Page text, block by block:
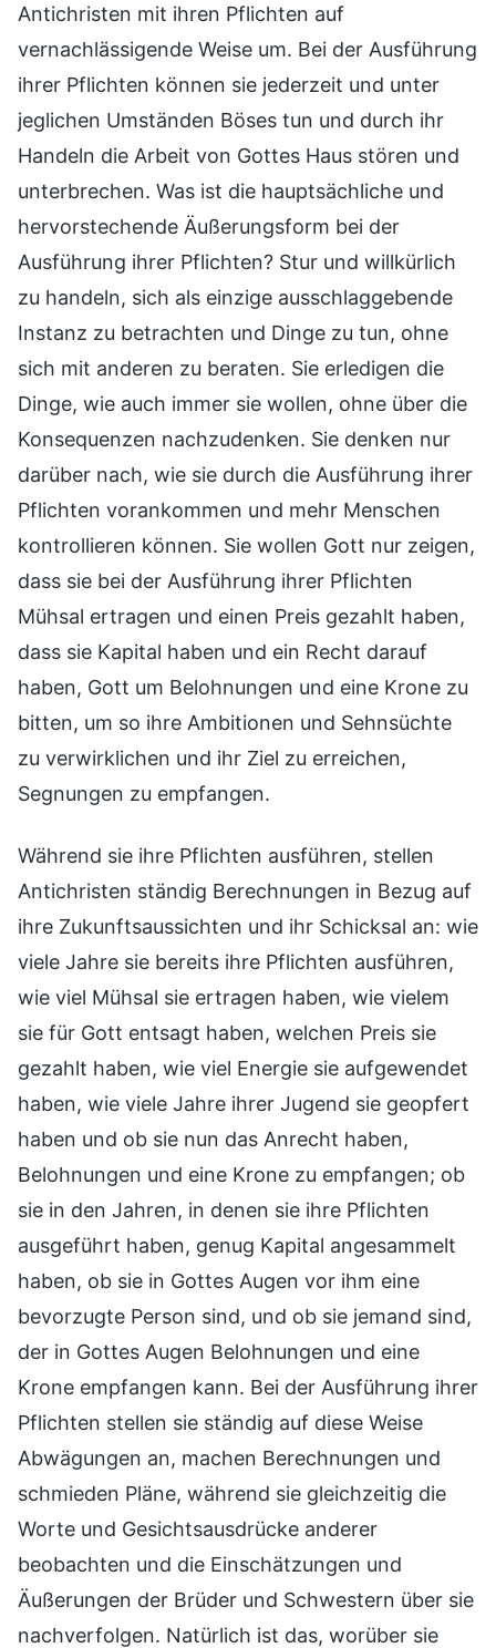
Antichristen mit ihren Pflichten auf
vernachlässigende Weise um. Bei der Ausführung
ihrer Pflichten können sie jederzeit und unter
jeglichen Umständen Böses tun und durch ihr
Handeln die Arbeit von Gottes Haus stören und
unterbrechen. Was ist die hauptsächliche und
hervorstechende Äußerungsform bei der
Ausführung ihrer Pflichten? Stur und willkürlich
zu handeln, sich als einzige ausschlaggebende
Instanz zu betrachten und Dinge zu tun, ohne
sich mit anderen zu beraten. Sie erledigen die
Dinge, wie auch immer sie wollen, ohne über die
Konsequenzen nachzudenken. Sie denken nur
darüber nach, wie sie durch die Ausführung ihrer
Pflichten vorankommen und mehr Menschen
kontrollieren können. Sie wollen Gott nur zeigen,
dass sie bei der Ausführung ihrer Pflichten
Mühsal ertragen und einen Preis gezahlt haben,
dass sie Kapital haben und ein Recht darauf
haben, Gott um Belohnungen und eine Krone zu
bitten, um so ihre Ambitionen und Sehnsüchte
zu verwirklichen und ihr Ziel zu erreichen,
Segnungen zu empfangen.
Während sie ihre Pflichten ausführen, stellen
Antichristen ständig Berechnungen in Bezug auf
ihre Zukunftsaussichten und ihr Schicksal an: wie
viele Jahre sie bereits ihre Pflichten ausführen,
wie viel Mühsal sie ertragen haben, wie vielem
sie für Gott entsagt haben, welchen Preis sie
gezahlt haben, wie viel Energie sie aufgewendet
haben, wie viele Jahre ihrer Jugend sie geopfert
haben und ob sie nun das Anrecht haben,
Belohnungen und eine Krone zu empfangen; ob
sie in den Jahren, in denen sie ihre Pflichten
ausgeführt haben, genug Kapital angesammelt
haben, ob sie in Gottes Augen vor ihm eine
bevorzugte Person sind, und ob sie jemand sind,
der in Gottes Augen Belohnungen und eine
Krone empfangen kann. Bei der Ausführung ihrer
Pflichten stellen sie ständig auf diese Weise
Abwägungen an, machen Berechnungen und
schmieden Pläne, während sie gleichzeitig die
Worte und Gesichtsausdrücke anderer
beobachten und die Einschätzungen und
Äußerungen der Brüder und Schwestern über sie
nachverfolgen. Natürlich ist das, worüber sie